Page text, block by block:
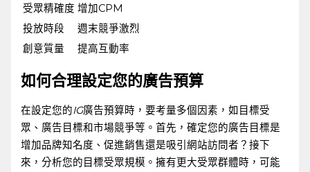
受眾精確度 增加CPM
投放時段
週末競爭激烈
創意質量
提高互動率
如何合理設定您的廣告預算
在設定您的IG廣告預算時，要考量多個因素，如目標受
眾、廣告目標和市場競爭等。首先，確定您的廣告目標是
增加品牌知名度、促進銷售還是吸引網站訪問者？接下
來，分析您的目標受眾規模。擁有更大受眾群體時，可能